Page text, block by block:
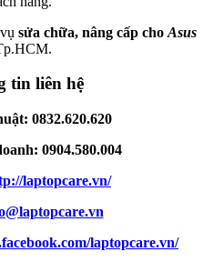
sửa chữa, nâng cấp cho Asus
tin liên hệ
0832.620.620
0904.580.004
laptopcare.vn/
laptopcare.vn/